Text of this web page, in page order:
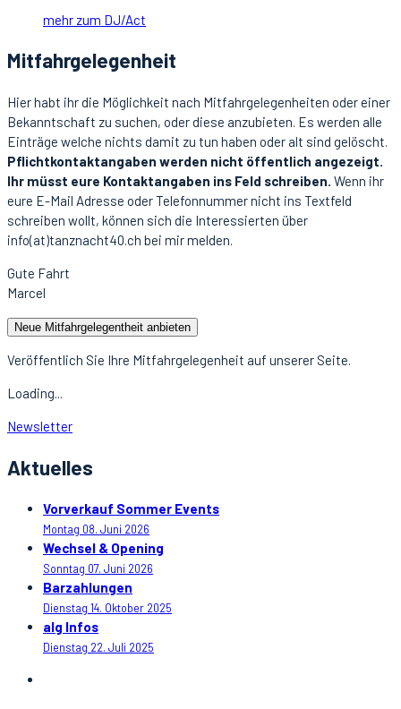
mehr zum DJ/Act
Mitfahrgelegenheit
Hier habt ihr die Möglichkeit nach Mitfahrgelegenheiten oder einer
Bekanntschaft zu suchen, oder diese anzubieten. Es werden alle
Einträge welche nichts damit zu tun haben oder alt sind gelöscht.
Pflichtkontaktangaben werden nicht öffentlich angezeigt.
Ihr müsst eure Kontaktangaben ins Feld schreiben. Wenn ihr
eure E-Mail Adresse oder Telefonnummer nicht ins Textfeld
schreiben wollt, können sich die Interessierten über
info(at)tanznacht40.ch bei mir melden.
Gute Fahrt
Marcel
Neue Mitfahrgelegentheit anbieten
Veröffentlich Sie Ihre Mitfahrgelegenheit auf unserer Seite.
Loading...
Newsletter
Aktuelles
Vorverkauf Sommer Events
Montag 08. Juni 2026
Wechsel & Opening
Sonntag 07. Juni 2026
Barzahlungen
Dienstag 14. Oktober 2025
alg Infos
Dienstag 22. Juli 2025